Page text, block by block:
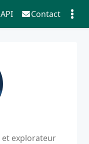
API Contact
et explorateur